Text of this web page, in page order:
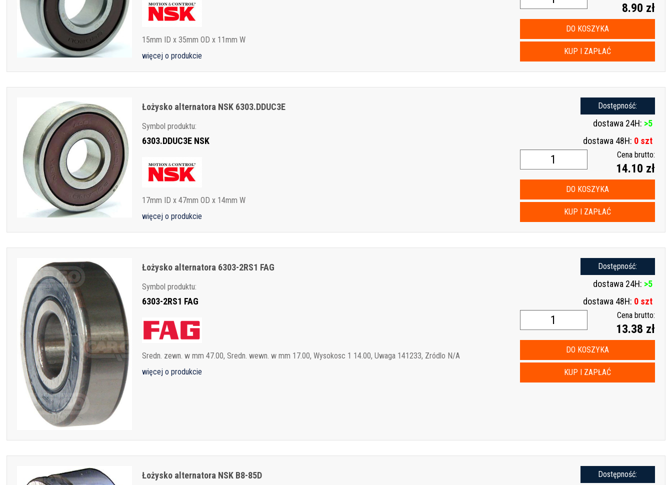
15mm ID x 35mm OD x 11mm W
więcej o produkcie
8.90 zł
DO KOSZYKA
KUP I ZAPŁAĆ
Łożysko alternatora NSK 6303.DDUC3E
Symbol produktu:
6303.DDUC3E NSK
17mm ID x 47mm OD x 14mm W
więcej o produkcie
Dostępność:
dostawa 24H: >5
dostawa 48H: 0 szt
Cena brutto:
14.10 zł
DO KOSZYKA
KUP I ZAPŁAĆ
Łożysko alternatora 6303-2RS1 FAG
Symbol produktu:
6303-2RS1 FAG
Sredn. zewn. w mm 47.00, Sredn. wewn. w mm 17.00, Wysokosc 1 14.00, Uwaga 141233, Zródlo N/A
więcej o produkcie
Dostępność:
dostawa 24H: >5
dostawa 48H: 0 szt
Cena brutto:
13.38 zł
DO KOSZYKA
KUP I ZAPŁAĆ
Łożysko alternatora NSK B8-85D Dostępność: